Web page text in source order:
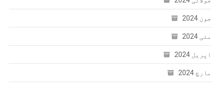
جون 2024
مئی 2024
اپریل 2024
مارچ 2024